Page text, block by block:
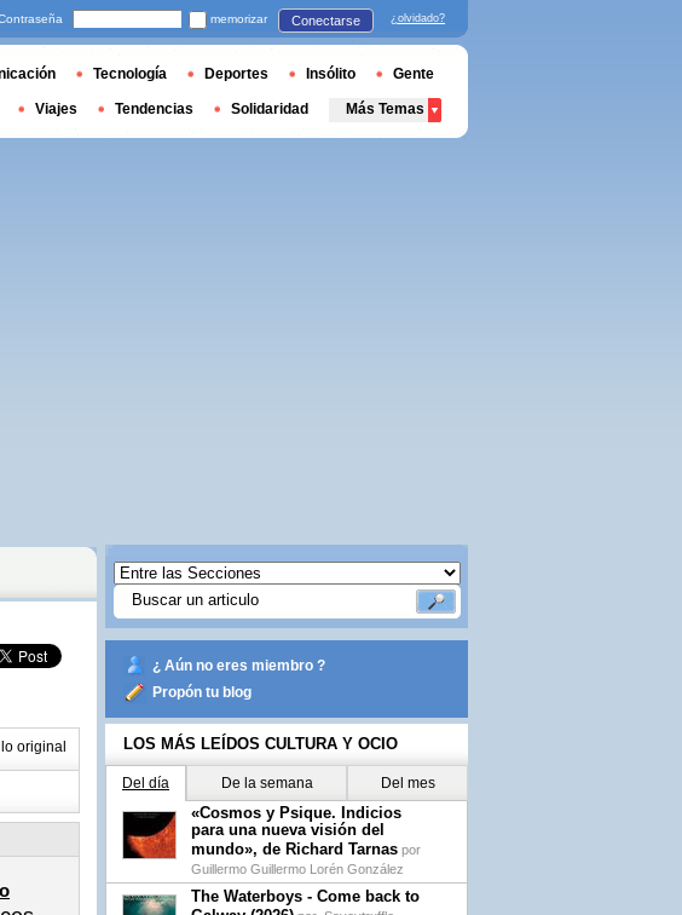
original
¿ Aún no eres miembro ?
Propón tu blog
LOS MÁS LEÍDOS CULTURA Y OCIO
Del día De la semana Del mes
«Cosmos y Psique. Indicios
para una nueva visión del
mundo», de Richard Tarnas por
Guillermo Guillermo Lorén González
The Waterboys - Come back to
memorizar Conectarse ¿olvidado?
Tecnología Deportes Insólito Gente
Viajes Tendencias Solidaridad Más Temas